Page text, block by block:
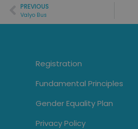
PREVIOUS
Valyo Bus
Registration
Fundamental Principles
Gender Equality Plan
Privacy Policy